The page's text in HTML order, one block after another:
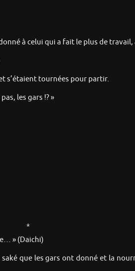
à celui qui a fait le plus de
s’étaient tournées pour partir.
les gars !? »
*
» (Daichi)
que les gars ont donné et la